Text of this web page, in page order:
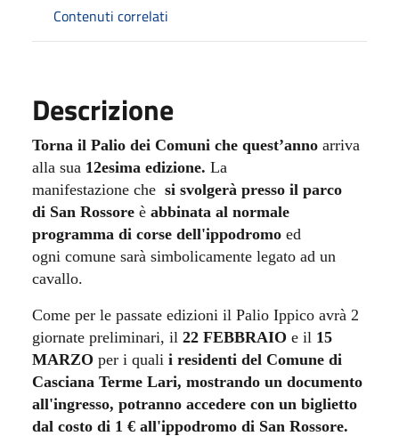
Contenuti correlati
Descrizione
Torna il Palio dei Comuni che quest’anno arriva
alla sua 12esima edizione. La
manifestazione che si svolgerà presso il parco
di San Rossore è abbinata al normale
programma di corse dell'ippodromo ed
ogni comune sarà simbolicamente legato ad un
cavallo.
Come per le passate edizioni il Palio Ippico avrà 2
giornate preliminari, il 22 FEBBRAIO e il 15
MARZO per i quali i residenti del Comune di
Casciana Terme Lari, mostrando un documento
all'ingresso, potranno accedere con un biglietto
dal costo di 1 € all'ippodromo di San Rossore.